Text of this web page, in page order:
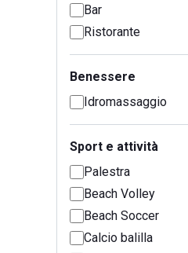
Bar
Ristorante
Benessere
Idromassaggio
Sport e attività
Palestra
Beach Volley
Beach Soccer
Calcio balilla